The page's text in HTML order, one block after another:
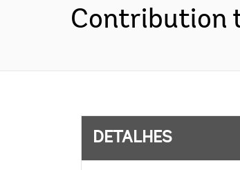
Contribution
DETALHES